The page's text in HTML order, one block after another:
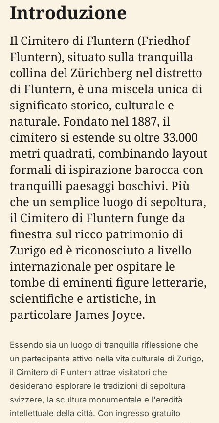
Introduzione
Il Cimitero di Fluntern (Friedhof
Fluntern), situato sulla tranquilla
collina del Zürichberg nel distretto
di Fluntern, è una miscela unica di
significato storico, culturale e
naturale. Fondato nel 1887, il
cimitero si estende su oltre 33.000
metri quadrati, combinando layout
formali di ispirazione barocca con
tranquilli paesaggi boschivi. Più
che un semplice luogo di sepoltura,
il Cimitero di Fluntern funge da
finestra sul ricco patrimonio di
Zurigo ed è riconosciuto a livello
internazionale per ospitare le
tombe di eminenti figure letterarie,
scientifiche e artistiche, in
particolare James Joyce.
Essendo sia un luogo di tranquilla riflessione che
un partecipante attivo nella vita culturale di Zurigo,
il Cimitero di Fluntern attrae visitatori che
desiderano esplorare le tradizioni di sepoltura
svizzere, la scultura monumentale e l'eredità
intellettuale della città. Con ingresso gratuito